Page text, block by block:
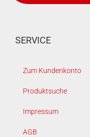
SERVICE
Zum Kundenkonto
Produktsuche
Impressum
AGB